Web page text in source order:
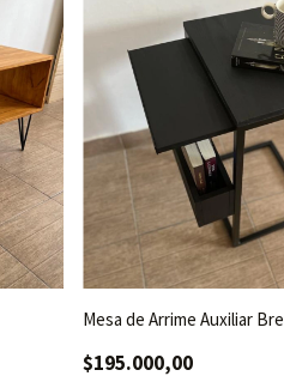
Mesa de Arrime Auxiliar
$195.000,00